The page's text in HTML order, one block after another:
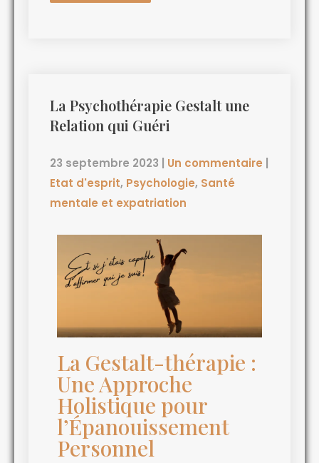
La Psychothérapie Gestalt une
Relation qui Guéri
23 septembre 2023 Un commentaire
Etat d'esprit, Psychologie, Santé
mentale et expatriation
La Gestalt-thérapie :
Une Approche
Holistique pour
l’Épanouissement
Personnel